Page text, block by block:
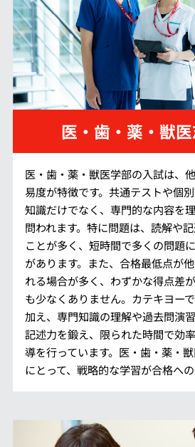
医・歯・薬・獣
医・歯・薬・獣医学部の入試は、
易度が特徴です。共通テストや個
知識だけでなく、専門的な内容を
問われます。特に問題は、読解や
ことが多く、短時間で多くの問題
があります。また、合格最低点が
れる場合が多く、わずかな得点差
も少なくありません。カテキヨー
加え、専門知識の理解や過去問演
記述力を鍛え、限られた時間で効
導を行っています。医・歯・薬・
にとって、戦略的な学習が合格への